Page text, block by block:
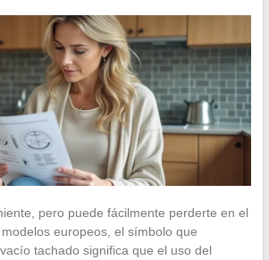
pero puede fácilmente perderte en el
europeos, el símbolo que
tachado significa que el uso del